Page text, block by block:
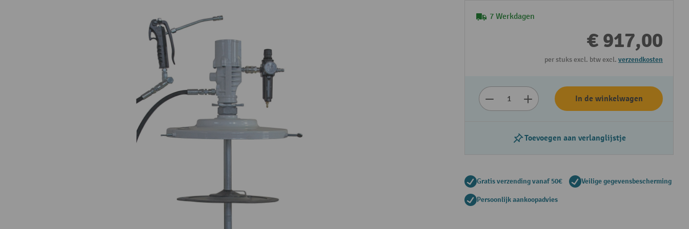
7 Werkdagen
€ 917,00
per stuks excl. btw excl. verzendkosten
In de winkelwagen
Toevoegen aan verlanglijstje
Gratis verzending vanaf 50€ Veilige gegevensbescherming
Persoonlijk aankoopadvies